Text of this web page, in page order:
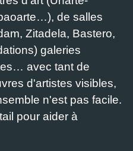
de salles
Zitadela, Bastero,
galeries
avec tant de
d'artistes visibles,
n'est pas facile.
pour aider à